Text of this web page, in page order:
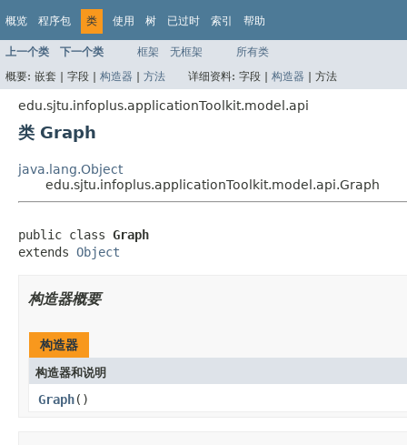
概览 程序包 类 使用 树 已过时 索引 帮助
上一个类 下一个类 框架 无框架
所有类
概要: 嵌套 | 字段 | 构造器 | 方法 详细资料: 字段 | 构造器 | 方法
edu.sjtu.infoplus.applicationToolkit.model.api
类 Graph
java.lang.Object
edu.sjtu.infoplus.applicationToolkit.model.api.Graph
public class Graph
extends Object
构造器概要
构造器
构造器和说明
Graph()